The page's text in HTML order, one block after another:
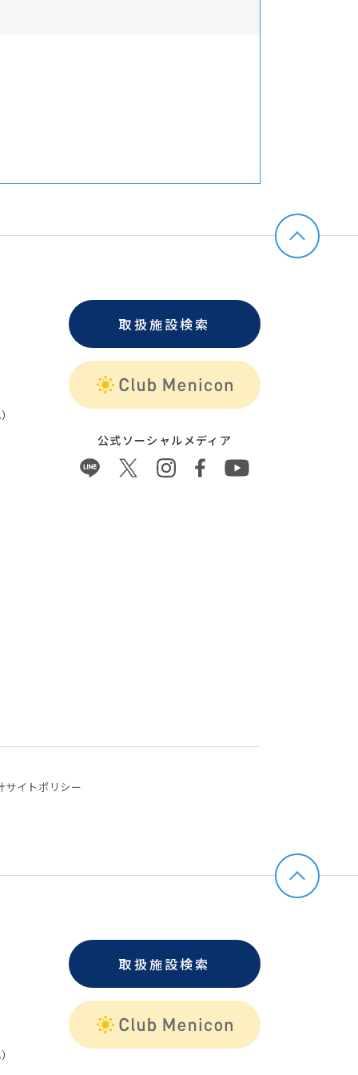
取扱施設検索
公式ソーシャルメディア
サイトポリシー
取扱施設検索